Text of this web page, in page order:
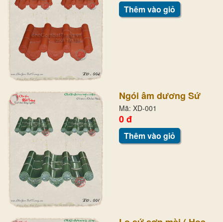
Thêm vào giỏ
Ngói âm dương Sứ
Mã: XD-001
0 đ
Thêm vào giỏ